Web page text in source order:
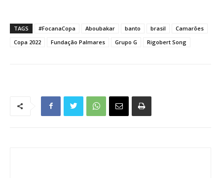
TAGS #FocanaCopa Aboubakar banto brasil
Camarões
Copa 2022
Fundação Palmares Grupo G Rigobert Song